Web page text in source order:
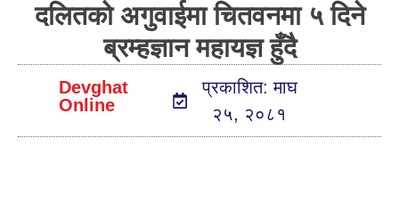
दलितको अगुवाईमा चितवनमा ५ दिने
ब्रम्हज्ञान महायज्ञ हुँदै
Devghat
Online
प्रकाशित: माघ
२५, २०८१